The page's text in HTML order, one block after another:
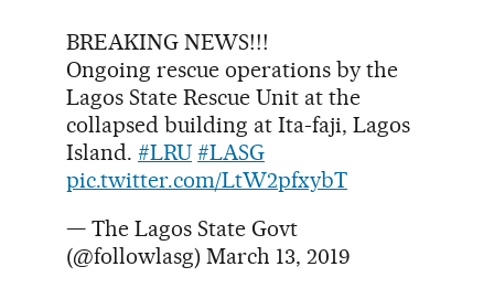
BREAKING NEWS!!!
Ongoing rescue operations by the
Lagos State Rescue Unit at the
collapsed building at Ita-faji, Lagos
Island. #LRU #LASG
pic.twitter.com/LtW2pfxybT
— The Lagos State Govt
(@followlasg) March 13, 2019